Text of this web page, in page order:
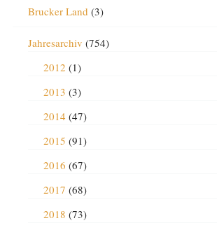
Brucker Land (3)
Jahresarchiv (754)
2012 (1)
2013 (3)
2014 (47)
2015 (91)
2016 (67)
2017 (68)
2018 (73)